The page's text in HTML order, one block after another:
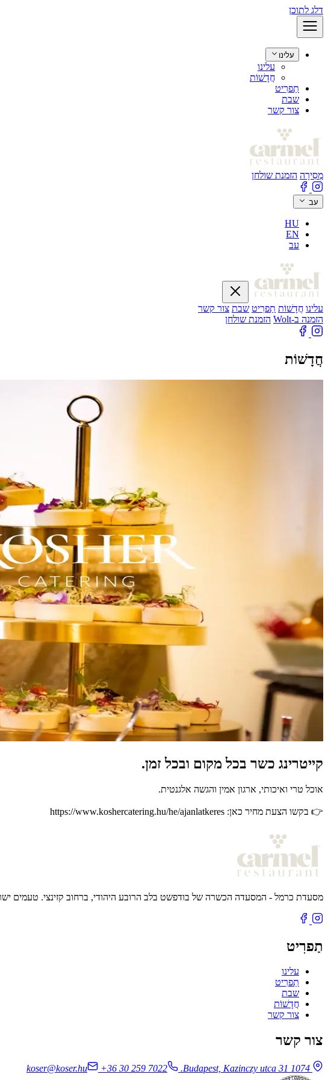
דלג לתוכן
עלינו
עלינו
חֲדָשׁוֹת
תַפרִיט
שבת
צור קשר
מְסִירָה הזמנת שולחן
עב
HU
EN
עב
עלינו חֲדָשׁוֹת תַפרִיט שבת צור קשר
הזמנה ב-Wolt
הזמנת שולחן
חֲדָשׁוֹת
קייטרינג כשר בכל מקום ובכל זמן.
אוכל טרי ואיכותי, ארגון אמין והגשה אלגנטית.
👉 בקשו הצעת מחיר כאן: https://www.koshercatering.hu/he/ajanlatkeres
מסעדת כרמל - המסעדה הכשרה של בודפשט בלב הרובע היהודי, ברחוב קזינצי. טעמים
תַפרִיט
עלינו
תַפרִיט
שבת
חֲדָשׁוֹת
צור קשר
צור קשר
1074 Budapest, Kazinczy utca 31.
+36 30 259 7022
koser@koser.hu